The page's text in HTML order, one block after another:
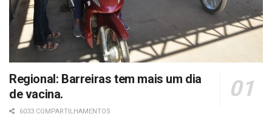
Regional: Barreiras tem mais um dia
de vacina.
6033 COMPARTILHAMENTOS